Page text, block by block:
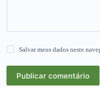
Salvar meus dados neste
Publicar comentário